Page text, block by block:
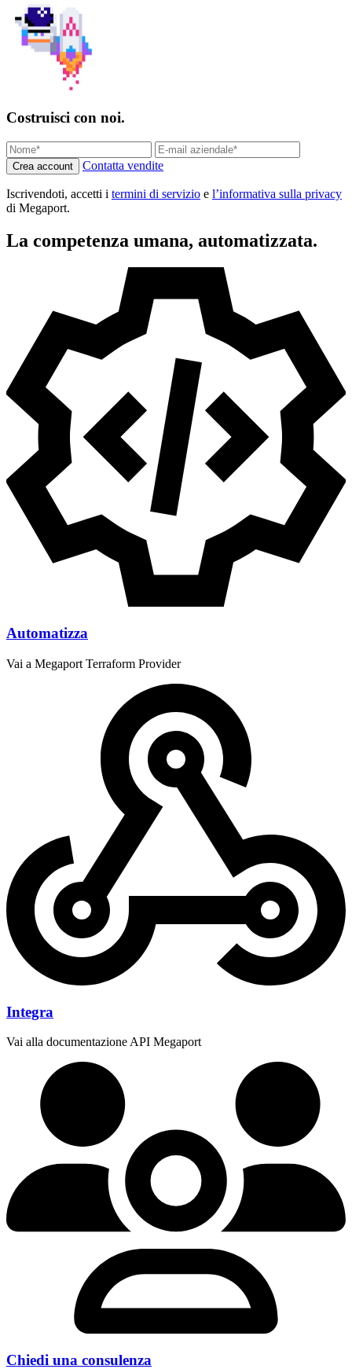
Costruisci con noi.
Crea account Contatta vendite
Iscrivendoti, accetti i termini di servizio e l’informativa sulla privacy
di Megaport.
La competenza umana, automatizzata.
Automatizza
Vai a Megaport Terraform Provider
Integra
Vai alla documentazione API Megaport
Chiedi una consulenza